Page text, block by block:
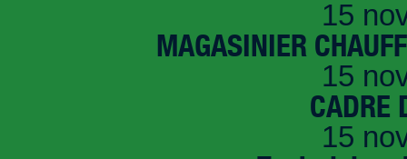
15
MAGASINIER
15
CADRE
15